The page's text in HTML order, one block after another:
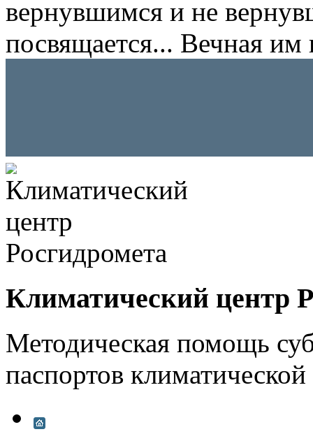
вернувшимся и не
посвящается... Вечная им
Климатический центр
Методическая помощь
паспортов